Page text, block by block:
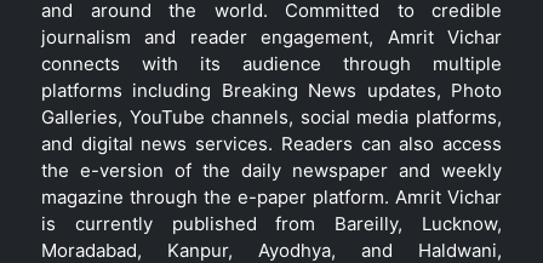
and around the world. Committed to credible
journalism and reader engagement, Amrit Vichar
connects with its audience through multiple
platforms including Breaking News updates, Photo
Galleries, YouTube channels, social media platforms,
and digital news services. Readers can also access
the e-version of the daily newspaper and weekly
magazine through the e-paper platform. Amrit Vichar
is currently published from Bareilly, Lucknow,
Moradabad, Kanpur, Ayodhya, and Haldwani,